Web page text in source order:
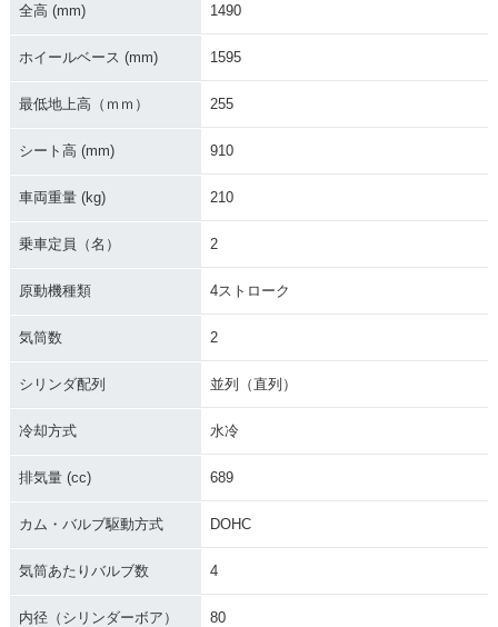
全高 (mm) 1490
ホイールベース (mm) 1595
最低地上高（ｍｍ） 255
シート高 (mm) 910
車両重量 (kg) 210
乗車定員（名） 2
原動機種類 4ストローク
気筒数 2
シリンダ配列 並列（直列）
冷却方式 水冷
排気量 (cc) 689
カム・バルブ駆動方式 DOHC
気筒あたりバルブ数 4
内径（シリンダーボア）
80